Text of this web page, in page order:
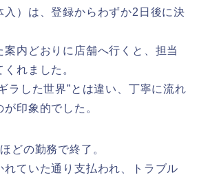
入）は、登録からわずか2日後に決
案内どおりに店舗へ行くと、担当
れました。
ラした世界”とは違い、丁寧に流れ
印象的でした。
どの勤務で終了。
れていた通り支払われ、トラブル